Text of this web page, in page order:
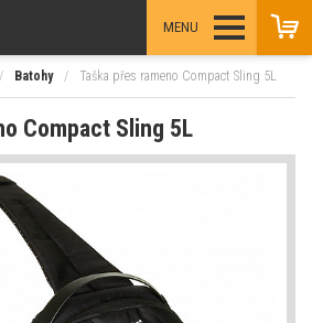
MENU
/ Batohy / Taška přes rameno Compact Sling 5L
Compact Sling 5L